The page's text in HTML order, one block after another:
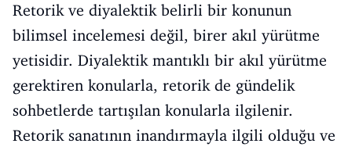
Retorik ve diyalektik belirli bir konunun
bilimsel incelemesi değil, birer akıl yürütme
yetisidir. Diyalektik mantıklı bir akıl yürütme
gerektiren konularla, retorik de gündelik
sohbetlerde tartışılan konularla ilgilenir.
Retorik sanatının inandırmayla ilgili olduğu ve